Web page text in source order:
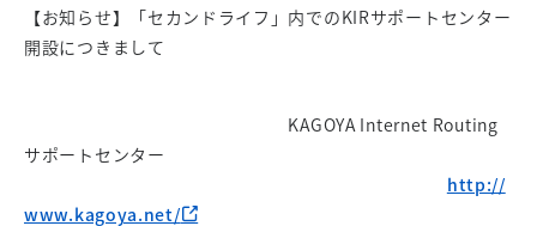
【お知らせ】「セカンドライフ」内でのKIRサポートセンター
開設につきまして
KAGOYA Internet Routing
サポートセンター
http://
www.kagoya.net/